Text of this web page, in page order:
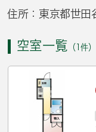
住所：東京都世
空室一覧 （1件）